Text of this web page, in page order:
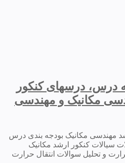
درس، درسهای کنکور
مکانیک و مهندسی
مهندسی مکانیک بودجه بندی درس
سیالات کنکور ارشد مکانیک
و تحلیل سوالات انتقال حرارت